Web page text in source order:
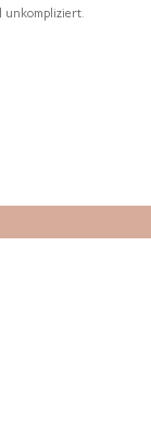
unkompliziert.